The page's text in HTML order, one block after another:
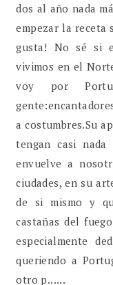
dos al año nada
empezar la receta
gusta! No sé si
vivimos en el
voy por
a costumbres.Su
tengan casi
envuelve a
ciudades, en su
de si mismo y
castañas del
especialmente
queriendo a
otro p......